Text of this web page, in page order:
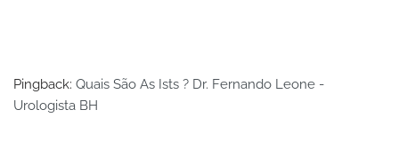
Pingback: Quais São As Ists ? Dr. Fernando Leone -
Urologista BH